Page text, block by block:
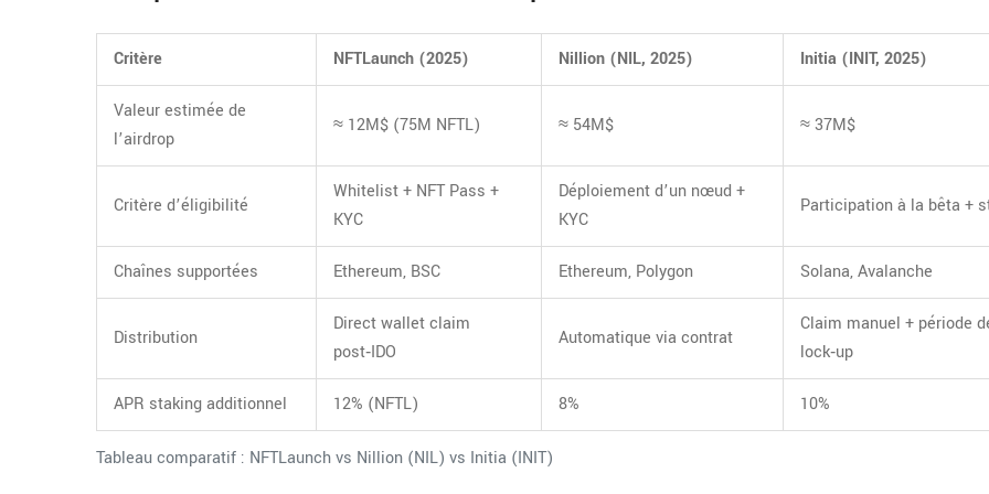
Tableau comparatif : NFTLaunch vs Nillion (NIL) vs Initia (INIT)
Critère NFTLaunch (2025) Nillion (NIL, 2025) Initia (INIT, 2025)
Valeur estimée de
l’airdrop
≈ 12M$ (75M NFTL) ≈ 54M$ ≈ 37M$
Critère d’éligibilité
Whitelist + NFT Pass +
KYC
Déploiement d’un nœud +
KYC
Participation à la bêta +
Chaînes supportées Ethereum, BSC Ethereum, Polygon Solana, Avalanche
Distribution
Direct wallet claim
post‑IDO
Automatique via contrat
Claim manuel + période
lock‑up
APR staking additionnel 12% (NFTL) 8% 10%